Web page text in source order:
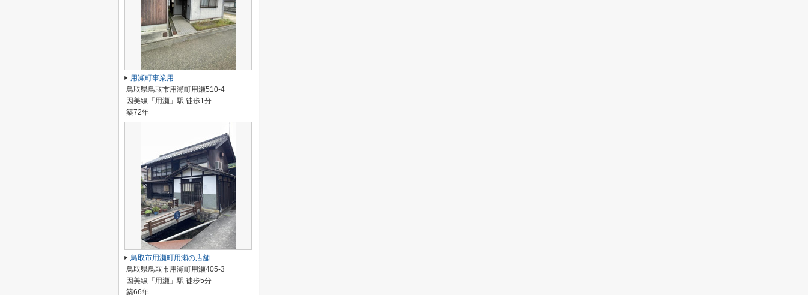
用瀬町事業用
鳥取県鳥取市用瀬町用瀬510-4
因美線「用瀬」駅 徒歩1分
築72年
鳥取市用瀬町用瀬の店舗
鳥取県鳥取市用瀬町用瀬405-3
因美線「用瀬」駅 徒歩5分
築66年